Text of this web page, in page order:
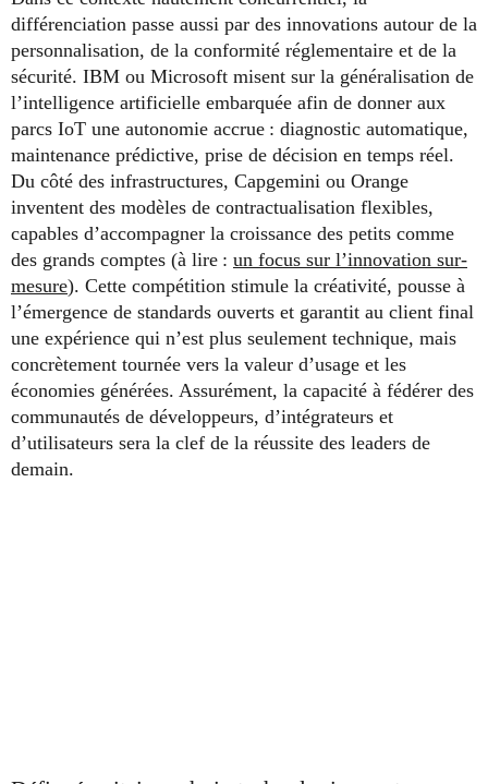
différenciation passe aussi par des innovations autour de la
personnalisation, de la conformité réglementaire et de la
sécurité. IBM ou Microsoft misent sur la généralisation de
l’intelligence artificielle embarquée afin de donner aux
parcs IoT une autonomie accrue : diagnostic automatique,
maintenance prédictive, prise de décision en temps réel.
Du côté des infrastructures, Capgemini ou Orange
inventent des modèles de contractualisation flexibles,
capables d’accompagner la croissance des petits comme
des grands comptes (à lire : un focus sur l’innovation sur-
mesure). Cette compétition stimule la créativité, pousse à
l’émergence de standards ouverts et garantit au client final
une expérience qui n’est plus seulement technique, mais
concrètement tournée vers la valeur d’usage et les
économies générées. Assurément, la capacité à fédérer des
communautés de développeurs, d’intégrateurs et
d’utilisateurs sera la clef de la réussite des leaders de
demain.